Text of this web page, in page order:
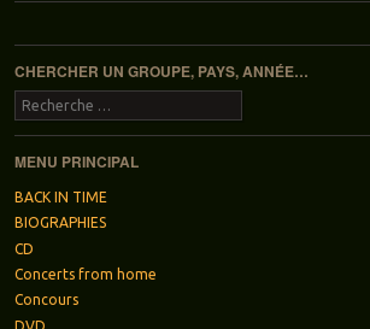
Navigation des articles
CHERCHER UN GROUPE, PAYS, ANNÉE…
Recherche
MENU PRINCIPAL
BACK IN TIME
BIOGRAPHIES
CD
Concerts from home
Concours
DVD